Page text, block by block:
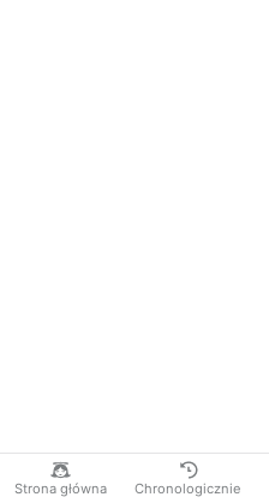
Strona główna Chronologicznie